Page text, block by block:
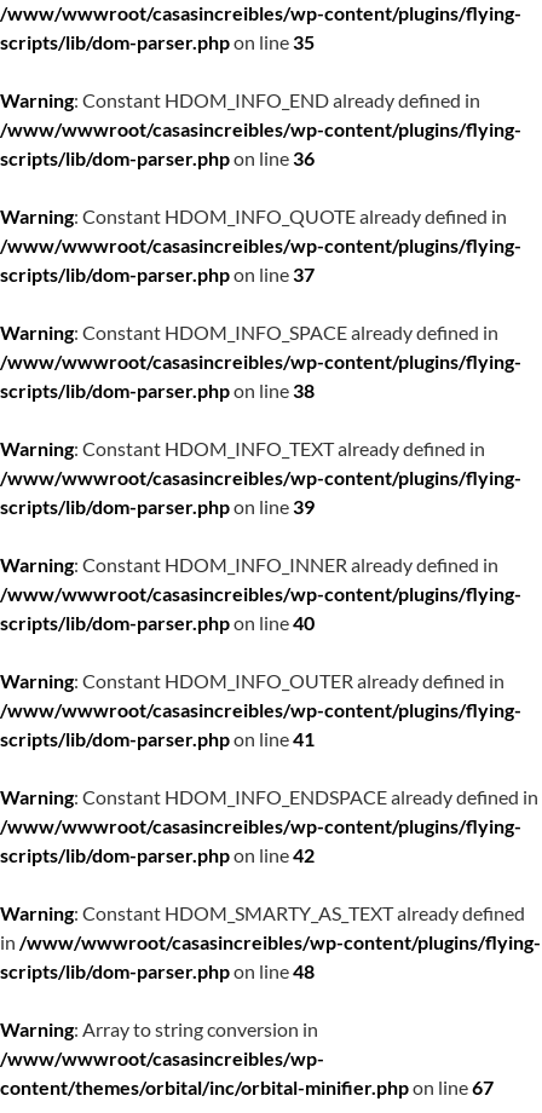
/www/wwwroot/casasincreibles/wp-content/plugins/flying-
scripts/lib/dom-parser.phpon line35
Warning: Constant HDOM_INFO_END already defined in
/www/wwwroot/casasincreibles/wp-content/plugins/flying-
scripts/lib/dom-parser.phpon line36
Warning: Constant HDOM_INFO_QUOTE already defined in
/www/wwwroot/casasincreibles/wp-content/plugins/flying-
scripts/lib/dom-parser.phpon line37
Warning: Constant HDOM_INFO_SPACE already defined in
/www/wwwroot/casasincreibles/wp-content/plugins/flying-
scripts/lib/dom-parser.phpon line38
Warning: Constant HDOM_INFO_TEXT already defined in
/www/wwwroot/casasincreibles/wp-content/plugins/flying-
scripts/lib/dom-parser.phpon line39
Warning: Constant HDOM_INFO_INNER already defined in
/www/wwwroot/casasincreibles/wp-content/plugins/flying-
scripts/lib/dom-parser.phpon line40
Warning: Constant HDOM_INFO_OUTER already defined in
/www/wwwroot/casasincreibles/wp-content/plugins/flying-
scripts/lib/dom-parser.phpon line41
Warning: Constant HDOM_INFO_ENDSPACE already defined in
/www/wwwroot/casasincreibles/wp-content/plugins/flying-
scripts/lib/dom-parser.phpon line42
Warning: Constant HDOM_SMARTY_AS_TEXT already defined
in /www/wwwroot/casasincreibles/wp-content/plugins/flying-
scripts/lib/dom-parser.phpon line48
Warning: Array to string conversion in
/www/wwwroot/casasincreibles/wp-
content/themes/orbital/inc/orbital-minifier.phpon line67